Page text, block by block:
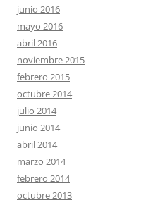
junio 2016
mayo 2016
abril 2016
noviembre 2015
febrero 2015
octubre 2014
julio 2014
junio 2014
abril 2014
marzo 2014
febrero 2014
octubre 2013